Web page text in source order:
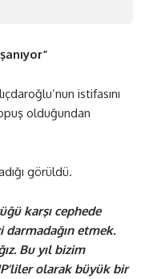
istifasını
olduğundan
görüldü.
karşı cephede
darmadağın etmek.
Bu yıl bizim
olarak büyük bir